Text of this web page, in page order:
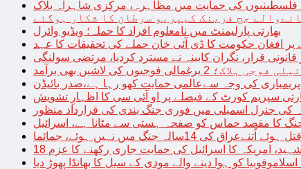
فلسطینیوں کی حمایت میں مظاہرہ، مرکزی شاہراہ بلاک
جج فرینک کیپریو سرطان کا شکار ہوگئے
بھارتی پارلیمنٹ میں نامعلوم افراد کا حملہ؛ ویڈیو وائرل
پر افغان حکومت کا ڈی آئی خان حملے کی تحقیقات کا عہد
قرار، نگران کابینہ نے مسترد کردیا، مرتضی سولنگی
پربمباری کی وجہ سےعالمی حمایت کھو رہا ہے،صدر بائیڈن
سپریم کورٹ کے فیصلے پر او آئی سی کا اظہارِ تشویش
کی جنرل اسمبلی میں فوری جنگ بندی کی قرارداد منظور
کا مقصد حماس کو صفحہ ہستی سے مٹانا ہے، اسرائیل
کی 14سالہ جنگ میں نہیں ہوئے، جمائما
شہید، امریکہ کا اسرائیل کی حمایت جاری رکھنے کا عزم
اسلاموفوبیا کو ہوا دینے والے مودی کے سیل کا بھانڈا پھوڑ دیا